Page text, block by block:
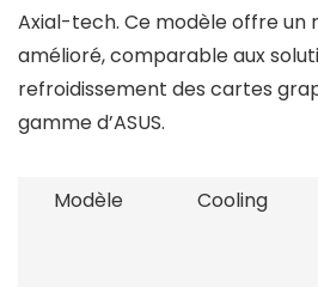
Axial-tech. Ce modèle offre un
amélioré, comparable aux
refroidissement des cartes
gamme d’ASUS.
Modèle Cooling